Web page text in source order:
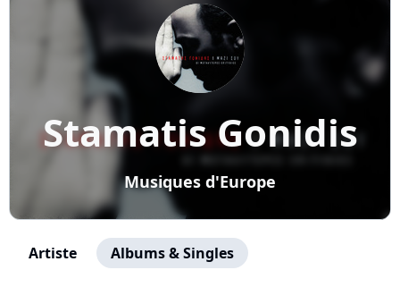
Stamatis Gonidis
Musiques d'Europe
Artiste Albums & Singles